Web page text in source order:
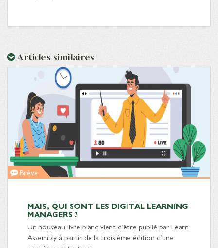
Articles similaires
Brève
MAIS, QUI SONT LES DIGITAL LEARNING
MANAGERS ?
Un nouveau livre blanc vient d’être publié par Learn
Assembly à partir de la troisième édition d’une